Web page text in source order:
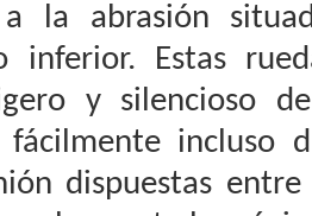
a la abrasión
inferior. Estas
y silencioso
fácilmente incluso
dispuestas